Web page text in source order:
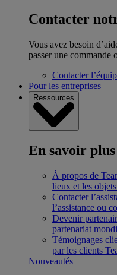
Contacter
Vous avez besoin
passer une commande
Contacter
Pour les entreprises
Ressources
En savoir
À propos de
lieux et les
Contacter
l’assistance ou
Devenir
partenariat
Témoignages
par les clients
Nouveautés